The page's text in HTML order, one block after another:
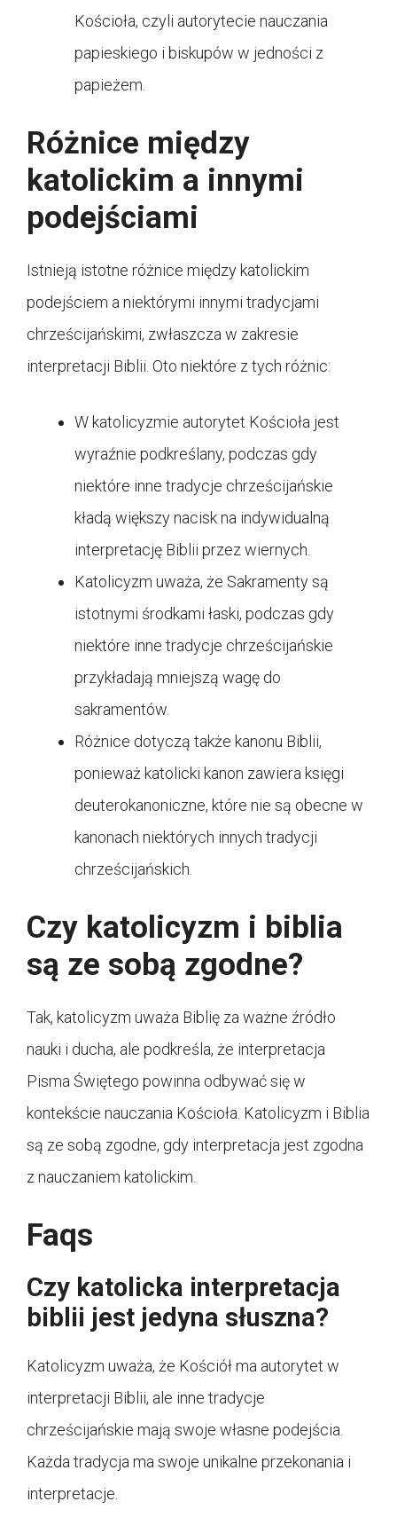
Kościoła, czyli autorytecie nauczania
papieskiego i biskupów w jedności z
papieżem.
Różnice między
katolickim a innymi
podejściami
Istnieją istotne różnice między katolickim
podejściem a niektórymi innymi tradycjami
chrześcijańskimi, zwłaszcza w zakresie
interpretacji Biblii. Oto niektóre z tych różnic:
W katolicyzmie autorytet Kościoła jest
wyraźnie podkreślany, podczas gdy
niektóre inne tradycje chrześcijańskie
kładą większy nacisk na indywidualną
interpretację Biblii przez wiernych.
Katolicyzm uważa, że Sakramenty są
istotnymi środkami łaski, podczas gdy
niektóre inne tradycje chrześcijańskie
przykładają mniejszą wagę do
sakramentów.
Różnice dotyczą także kanonu Biblii,
ponieważ katolicki kanon zawiera księgi
deuterokanoniczne, które nie są obecne w
kanonach niektórych innych tradycji
chrześcijańskich.
Czy katolicyzm i biblia
są ze sobą zgodne?
Tak, katolicyzm uważa Biblię za ważne źródło
nauki i ducha, ale podkreśla, że interpretacja
Pisma Świętego powinna odbywać się w
kontekście nauczania Kościoła. Katolicyzm i Biblia
są ze sobą zgodne, gdy interpretacja jest zgodna
z nauczaniem katolickim.
Faqs
Czy katolicka interpretacja
biblii jest jedyna słuszna?
Katolicyzm uważa, że Kościół ma autorytet w
interpretacji Biblii, ale inne tradycje
chrześcijańskie mają swoje własne podejścia.
Każda tradycja ma swoje unikalne przekonania i
interpretacje.